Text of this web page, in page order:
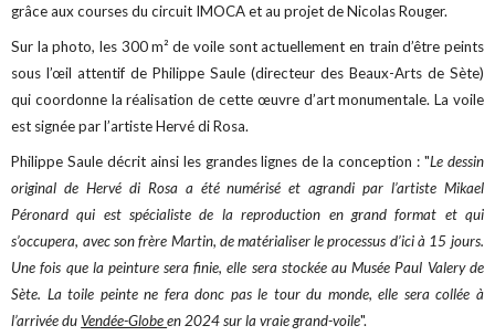
grâce aux courses du circuit IMOCA et au projet de Nicolas Rouger.
Sur la photo, les 300 m² de voile sont actuellement en train d’être peints
sous l’œil attentif de Philippe Saule (directeur des Beaux-Arts de Sète)
qui coordonne la réalisation de cette œuvre d’art monumentale. La voile
est signée par l’artiste Hervé di Rosa.
Philippe Saule décrit ainsi les grandes lignes de la conception : "Le dessin
original de Hervé di Rosa a été numérisé et agrandi par l’artiste Mikael
Péronard qui est spécialiste de la reproduction en grand format et qui
s’occupera, avec son frère Martin, de matérialiser le processus d’ici à 15 jours.
Une fois que la peinture sera finie, elle sera stockée au Musée Paul Valery de
Sète. La toile peinte ne fera donc pas le tour du monde, elle sera collée à
l’arrivée du Vendée-Globeen 2024 sur la vraie grand-voile".